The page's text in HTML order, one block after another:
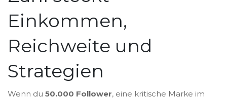
Einkommen,
Reichweite und
Strategien
Wenn du 50.000 Follower, eine kritische Marke im